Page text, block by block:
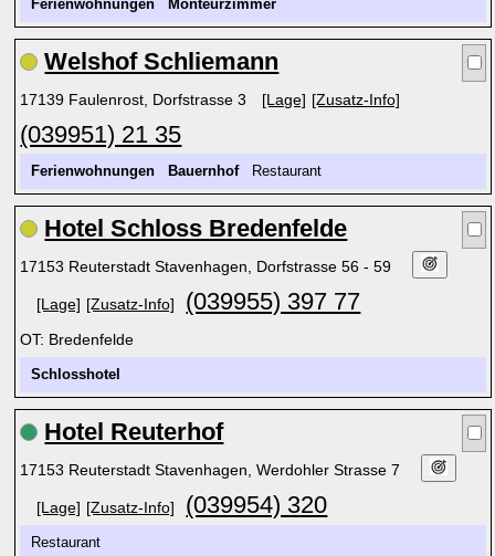
Ferienwohnungen Monteurzimmer
Welshof Schliemann
17139 Faulenrost, Dorfstrasse 3 [Lage] [Zusatz-Info]
(039951) 21 35
Ferienwohnungen BauernhofRestaurant
Hotel Schloss Bredenfelde
17153 Reuterstadt Stavenhagen, Dorfstrasse 56 - 59
[Lage] [Zusatz-Info] (039955) 397 77
OT: Bredenfelde
Schlosshotel
Hotel Reuterhof
17153 Reuterstadt Stavenhagen, Werdohler Strasse 7
[Lage] [Zusatz-Info] (039954) 320
Restaurant